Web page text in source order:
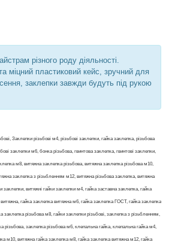
різного роду діяльності.
міцний пластиковий кейс, зручний для
заклепки завжди будуть під рукою
Заклепки різьбові м4, різьбові заклепки, гайка заклепка, різьбова
заклепки м6, бонка різьбова, гвинтова заклепка, гвинтові заклепки,
м8, витяжна заклепка різьбова, витяжна заклепка різьбова м10,
заклепка з різьбленням м12, витяжна різьбова заклепка, витяжна
заклепки, витяжні гайки заклепки м4, гайка заставна заклепка, гайка
гайка заклепка витяжна м6, гайка заклепка ГОСТ, гайка заклепка
заклепка різьбова м8, гайки заклепки різьбові, заклепка з різьбленням,
різьбова, заклепка різьбова м6, клепальна гайка, клепальна гайка м4,
м10, витяжна гайка заклепка м8, гайка заклепка витяжна м12, гайка